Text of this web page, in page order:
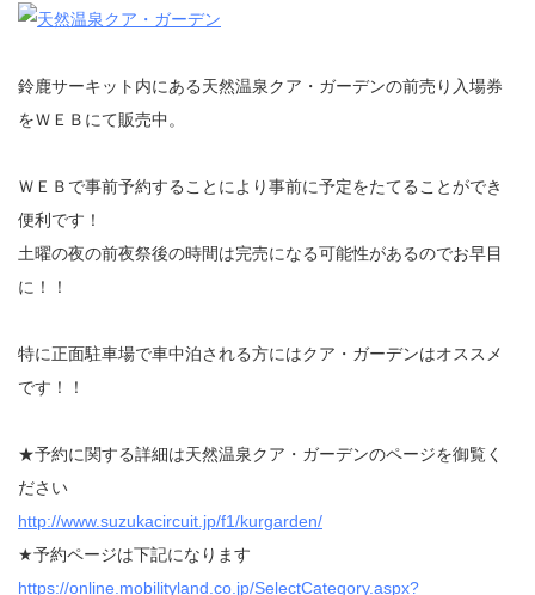
鈴鹿サーキット内にある天然温泉クア・ガーデンの前売り入場券
をＷＥＢにて販売中。
ＷＥＢで事前予約することにより事前に予定をたてることができ
便利です！
土曜の夜の前夜祭後の時間は完売になる可能性があるのでお早目
に！！
特に正面駐車場で車中泊される方にはクア・ガーデンはオススメ
です！！
★予約に関する詳細は天然温泉クア・ガーデンのページを御覧く
ださい
http://www.suzukacircuit.jp/f1/kurgarden/
★予約ページは下記になります
https://online.mobilityland.co.jp/SelectCategory.aspx?